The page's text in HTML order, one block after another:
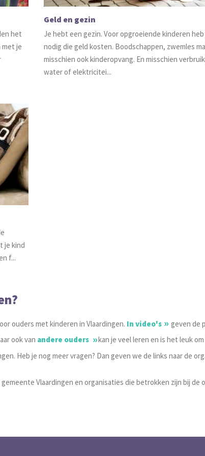
het
met je
Geld en gezin
Je hebt een gezin. Voor opgroeiende kinderen
nodig die geld kosten. Boodschappen, zwemles
misschien ook kinderopvang. En misschien
water of elektricitei...
je kind
f...
ouders met kinderen in Vlaardingen. In video's
geven de
ook van andere ouders
kan je veel leren en is het leuk
Heb je nog meer vragen? Dan geven we de links naar de
Vlaardingen en organisaties die betrokken zijn bij